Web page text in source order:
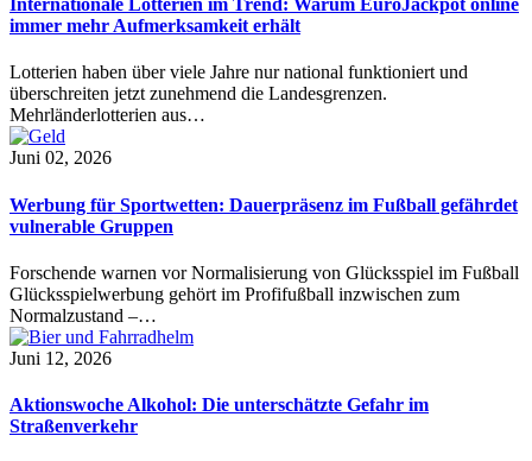
Internationale Lotterien im Trend: Warum EuroJackpot online
immer mehr Aufmerksamkeit erhält
Lotterien haben über viele Jahre nur national funktioniert und
überschreiten jetzt zunehmend die Landesgrenzen.
Mehrländerlotterien aus…
Juni 02, 2026
Werbung für Sportwetten: Dauerpräsenz im Fußball gefährdet
vulnerable Gruppen
Forschende warnen vor Normalisierung von Glücksspiel im Fußball
Glücksspielwerbung gehört im Profifußball inzwischen zum
Normalzustand –…
Juni 12, 2026
Aktionswoche Alkohol: Die unterschätzte Gefahr im
Straßenverkehr